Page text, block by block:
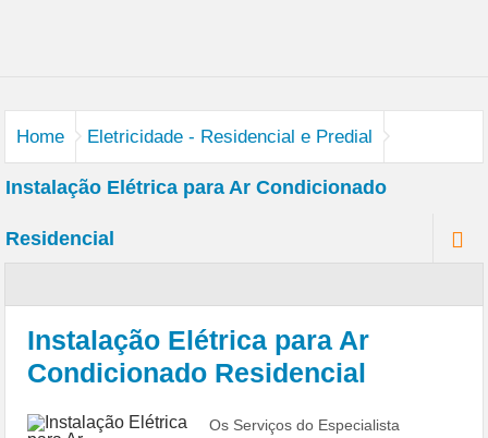
Serviços Hidráulicos – Residencial e Comercial
Home Eletricidade - Residencial e Predial
Instalação Elétrica para Ar Condicionado
Residencial
Instalação Elétrica para Ar
Condicionado Residencial
Os Serviços do Especialista